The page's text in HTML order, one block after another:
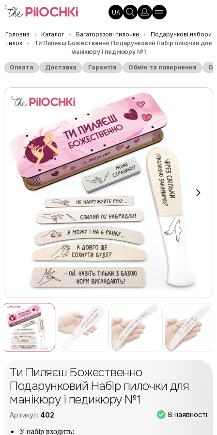
UA
Головна • Каталог • Багаторазові пилочки •
Подарункові набори
пилок
•
Ти Пиляєш Божественно Подарунковий Набір пилочки для
манікюру і педикюру №1
Оплата Доставка Гарантія Обмін та повернення
Ти Пиляєш Божественно
Подарунковий Набір пилочки для
манікюру і педикюру №1
Артикул: 402 В наявності
У набір входить: